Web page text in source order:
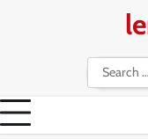
Search
for: